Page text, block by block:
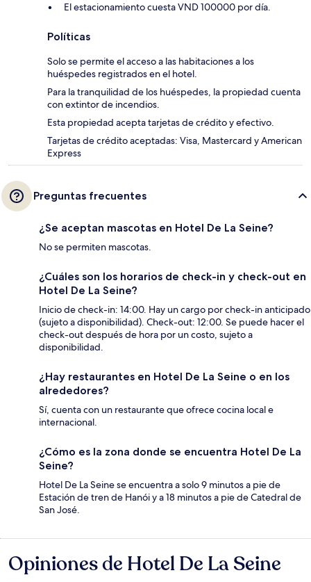
El estacionamiento cuesta VND 100000 por día.
Políticas
Solo se permite el acceso a las habitaciones a los
huéspedes registrados en el hotel.
Para la tranquilidad de los huéspedes, la propiedad cuenta
con extintor de incendios.
Esta propiedad acepta tarjetas de crédito y efectivo.
Tarjetas de crédito aceptadas: Visa, Mastercard y American
Express
Preguntas frecuentes
¿Se aceptan mascotas en Hotel De La Seine?
No se permiten mascotas.
¿Cuáles son los horarios de check-in y check-out en
Hotel De La Seine?
Inicio de check-in: 14:00. Hay un cargo por check-in anticipado
(sujeto a disponibilidad). Check-out: 12:00. Se puede hacer el
check-out después de hora por un costo, sujeto a
disponibilidad.
¿Hay restaurantes en Hotel De La Seine o en los
alrededores?
Sí, cuenta con un restaurante que ofrece cocina local e
internacional.
¿Cómo es la zona donde se encuentra Hotel De La
Seine?
Hotel De La Seine se encuentra a solo 9 minutos a pie de
Estación de tren de Hanói y a 18 minutos a pie de Catedral de
San José.
Opiniones
Opiniones de Hotel De La Seine